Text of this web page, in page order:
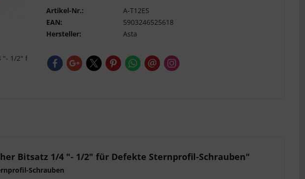
Artikel-Nr.:
A-T12ES
EAN:
5903246525618
Hersteller:
Asta
Bitsatz 1/4 "- 1/2" für Defekte Sternprofil-Schrauben"
Schrauben